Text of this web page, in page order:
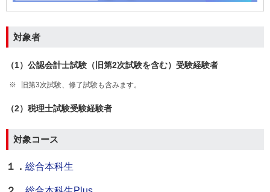
対象者
（1）公認会計士試験（旧第2次試験を含む）受験経験者
旧第3次試験、修了試験も含みます。
（2）税理士試験受験経験者
対象コース
１． 総合本科生